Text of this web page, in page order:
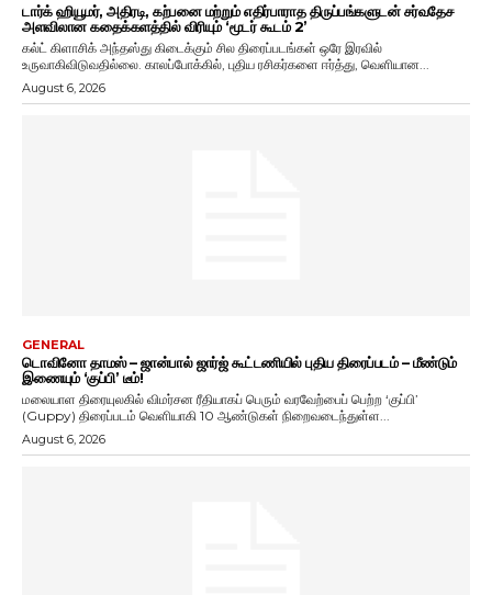
டார்க் ஹியூமர், அதிரடி, கற்பனை மற்றும் எதிர்பாராத திருப்பங்களுடன் சர்வதேச
அளவிலான கதைக்களத்தில் விரியும் ‘மூடர் கூடம் 2’
கல்ட் கிளாசிக் அந்தஸ்து கிடைக்கும் சில திரைப்படங்கள் ஒரே இரவில்
உருவாகிவிடுவதில்லை. காலப்போக்கில், புதிய ரசிகர்களை ஈர்த்து, வெளியான...
August 6, 2026
GENERAL
டொவினோ தாமஸ் – ஜான்பால் ஜார்ஜ் கூட்டணியில் புதிய திரைப்படம் – மீண்டும்
இணையும் ‘குப்பி’ டீம்!
மலையாள திரையுலகில் விமர்சன ரீதியாகப் பெரும் வரவேற்பைப் பெற்ற ‘குப்பி’
(Guppy) திரைப்படம் வெளியாகி 10 ஆண்டுகள் நிறைவடைந்துள்ள...
August 6, 2026